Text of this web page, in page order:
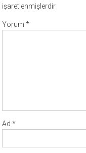
işaretlenmişlerdir
Yorum*
Ad*